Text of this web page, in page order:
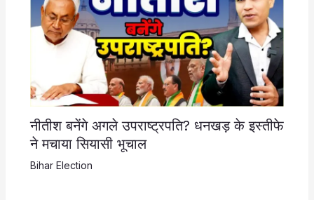
नीतीश बनेंगे अगले उपराष्ट्रपति? धनखड़ के इस्तीफे
ने मचाया सियासी भूचाल
Bihar Election